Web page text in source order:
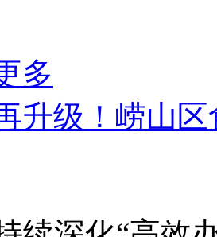
多
升级！崂山